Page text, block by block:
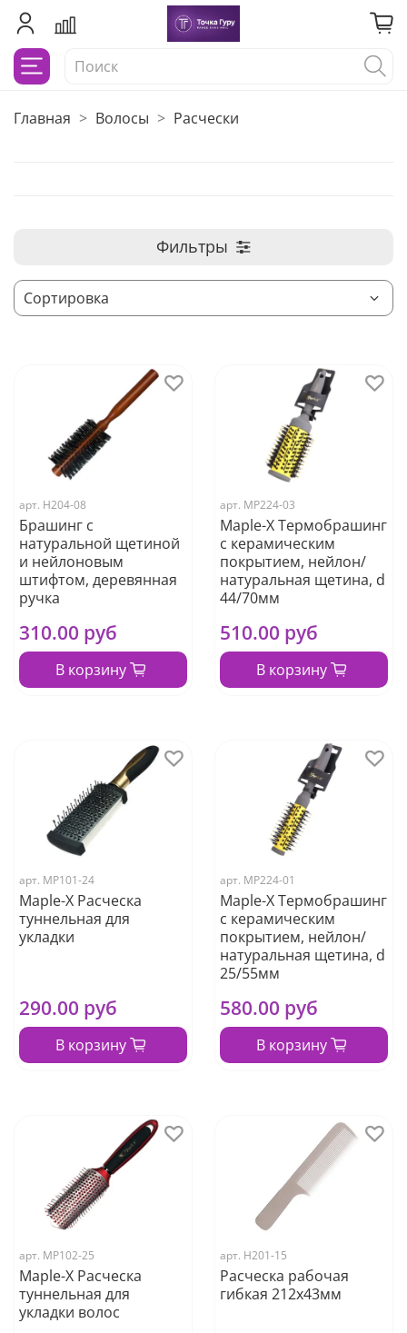
Главная Волосы Расчески
Фильтры
арт. Н204-08
Брашинг с
натуральной щетиной
и нейлоновым
штифтом, деревянная
ручка
310.00 руб
В корзину
арт. МР224-03
Maple-X Термобрашинг
с керамическим
покрытием, нейлон/
натуральная щетина, d
44/70мм
510.00 руб
В корзину
арт. МР101-24
Maple-X Расческа
туннельная для
укладки
290.00 руб
В корзину
арт. МР224-01
Maple-X Термобрашинг
с керамическим
покрытием, нейлон/
натуральная щетина, d
25/55мм
580.00 руб
В корзину
арт. МР102-25
Maple-X Расческа
туннельная для
укладки волос
арт. Н201-15
Расческа рабочая
гибкая 212х43мм